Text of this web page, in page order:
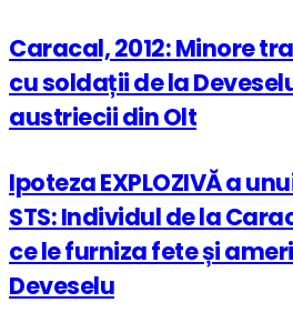
Caracal, 2012: Minore
cu soldații de la
austriecii din Olt
Ipoteza EXPLOZIVĂ a
STS: Individul de la
ce le furniza fete și
Deveselu